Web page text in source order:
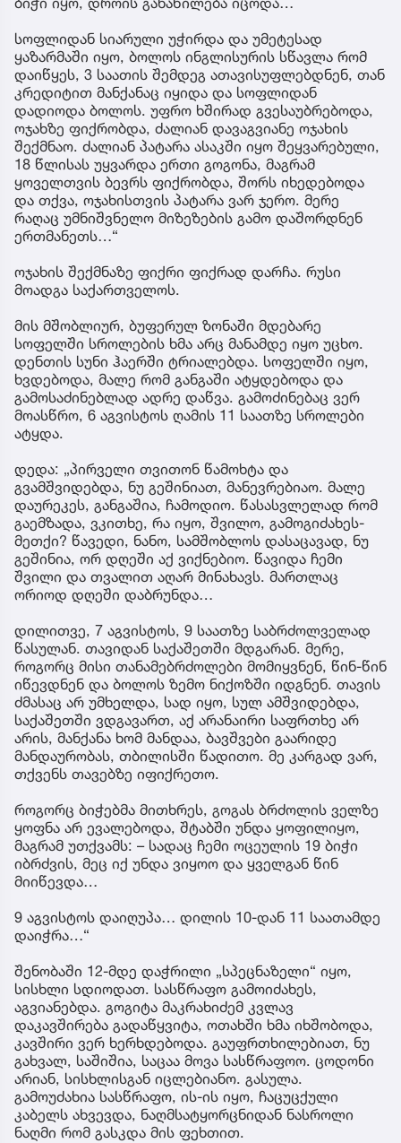
სოფლიდან სიარული უჭირდა და უმეტესად
ყაზარმაში იყო, ბოლოს ინგლისურის სწავლა რომ
დაიწყეს, 3 საათის შემდეგ ათავისუფლებდნენ, თან
კრედიტით მანქანაც იყიდა და სოფლიდან
დადიოდა ბოლოს. უფრო ხშირად გვესაუბრებოდა,
ოჯახზე ფიქრობდა, ძალიან დავაგვიანე ოჯახის
შექმნაო. ძალიან პატარა ასაკში იყო შეყვარებული,
18 წლისას უყვარდა ერთი გოგონა, მაგრამ
ყოველთვის ბევრს ფიქრობდა, შორს იხედებოდა
და თქვა, ოჯახისთვის პატარა ვარ ჯერო. მერე
რაღაც უმნიშვნელო მიზეზების გამო დაშორდნენ
ერთმანეთს…“
ოჯახის შექმნაზე ფიქრი ფიქრად დარჩა. რუსი
მოადგა საქართველოს.
მის მშობლიურ, ბუფერულ ზონაში მდებარე
სოფელში სროლების ხმა არც მანამდე იყო უცხო.
დენთის სუნი ჰაერში ტრიალებდა. სოფელში იყო,
ხვდებოდა, მალე რომ განგაში ატყდებოდა და
გამოსაძინებლად ადრე დაწვა. გამოძინებაც ვერ
მოასწრო, 6 აგვისტოს ღამის 11 საათზე სროლები
ატყდა.
დედა: „პირველი თვითონ წამოხტა და
გვამშვიდებდა, ნუ გეშინიათ, მანევრებიაო. მალე
დაურეკეს, განგაშია, ჩამოდიო. წასასვლელად რომ
გაემზადა, ვკითხე, რა იყო, შვილო, გამოგიძახეს-
მეთქი? წავედი, ნანო, სამშობლოს დასაცავად, ნუ
გეშინია, ორ დღეში აქ ვიქნებიო. წავიდა ჩემი
შვილი და თვალით აღარ მინახავს. მართლაც
ორიოდ დღეში დაბრუნდა…
დილითვე, 7 აგვისტოს, 9 საათზე საბრძოლველად
წასულან. თავიდან საქაშეთში მდგარან. მერე,
როგორც მისი თანამებრძოლები მომიყვნენ, წინ-წინ
იწევდნენ და ბოლოს ზემო ნიქოზში იდგნენ. თავის
ძმასაც არ უმხელდა, სად იყო, სულ ამშვიდებდა,
საქაშეთში ვდგავართ, აქ არანაირი საფრთხე არ
არის, მანქანა ხომ მანდაა, ბავშვები გაარიდე
მანდაურობას, თბილისში წადითო. მე კარგად ვარ,
თქვენს თავებზე იფიქრეთო.
როგორც ბიჭებმა მითხრეს, გოგას ბრძოლის ველზე
ყოფნა არ ევალებოდა, შტაბში უნდა ყოფილიყო,
მაგრამ უთქვამს: – სადაც ჩემი ოცეულის 19 ბიჭი
იბრძვის, მეც იქ უნდა ვიყოო და ყველგან წინ
მიიწევდა…
9 აგვისტოს დაიღუპა… დილის 10-დან 11 საათამდე
დაიჭრა…“
შენობაში 12-მდე დაჭრილი „სპეცნაზელი“ იყო,
სისხლი სდიოდათ. სასწრაფო გამოიძახეს,
აგვიანებდა. გოგიტა მაკრახიძემ კვლავ
დაკავშირება გადაწყვიტა, ოთახში ხმა იხშობოდა,
კავშირი ვერ ხერხდებოდა. გაუფრთხილებიათ, ნუ
გახვალ, საშიშია, საცაა მოვა სასწრაფოო. ცოდონი
არიან, სისხლისგან იცლებიანო. გასულა.
გამოუძახია სასწრაფო, ის-ის იყო, ჩაცუცქული
კაბელს ახვევდა, ნაღმსატყორცნიდან ნასროლი
ნაღმი რომ გასკდა მის ფეხთით.